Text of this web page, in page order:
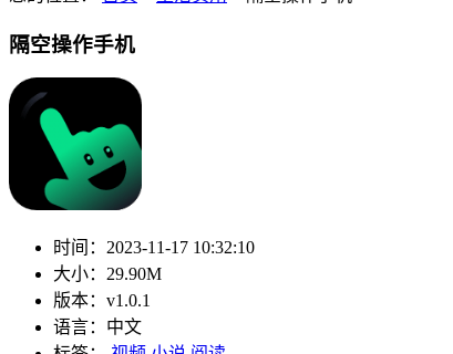
隔空操作手机
时间： 2023-11-17 10:32:10
大小： 29.90M
版本： v1.0.1
语言： 中文